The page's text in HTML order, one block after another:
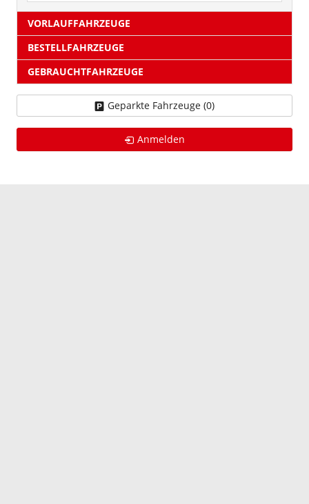
VORLAUFFAHRZEUGE
BESTELLFAHRZEUGE
GEBRAUCHTFAHRZEUGE
Geparkte Fahrzeuge (0)
Anmelden